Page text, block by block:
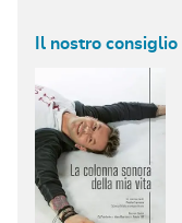
Il nostro consiglio